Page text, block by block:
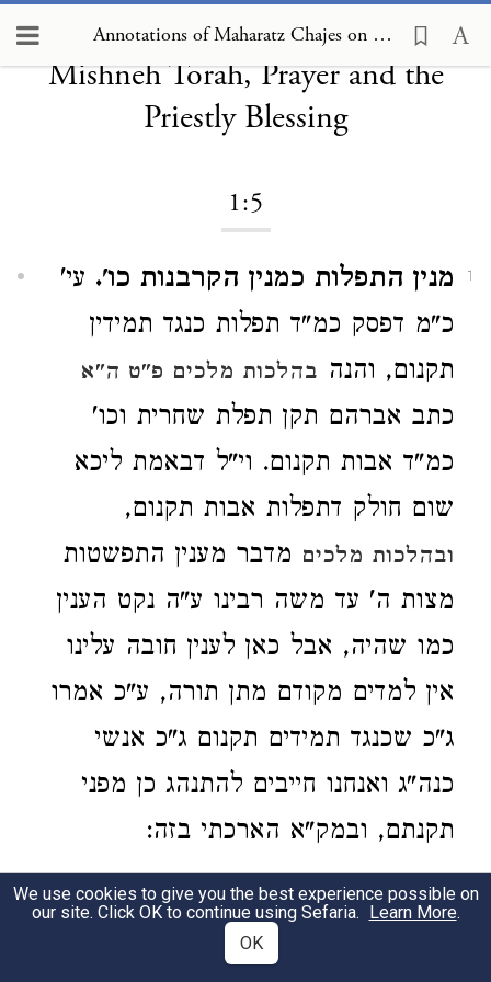
Annotations of Maharatz Chajes on Mishneh Torah, Prayer and the Priestly Blessing 1:5
Annotations of Maharatz Chajes on
Mishneh Torah, Prayer and the
Priestly Blessing
1:5
1 מנין התפלות כמנין הקרבנות כו'. עי'
כ"מ דפסק כמ"ד תפלות כנגד תמידין
תקנום, והנה בהלכות מלכים פ"ט ה"א
כתב אברהם תקן תפלת שחרית וכו'
כמ"ד אבות תקנום. וי"ל דבאמת ליכא
שום חולק דתפלות אבות תקנום,
ובהלכות מלכים מדבר מענין התפשטות
מצות ה' עד משה רבינו ע"ה נקט הענין
כמו שהיה, אבל כאן לענין חובה עלינו
אין למדים מקודם מתן תורה, ע"כ אמרו
ג"כ שכנגד תמידים תקנום ג"כ אנשי
כנה"ג ואנחנו חייבים להתנהג כן מפני
תקנתם, ובמק"א הארכתי בזה:
We use cookies to give you the best experience possible on
our site. Click OK to continue using Sefaria. Learn More.
OK